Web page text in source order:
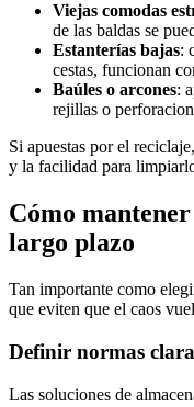
Viejas comodas
de las baldas se
Estanterías bajas:
cestas, funcionan
Baúles o arcones:
rejillas o
Si apuestas por el
y la facilidad para
Cómo
largo plazo
Tan importante como
que eviten que el caos
Definir normas
Las soluciones de